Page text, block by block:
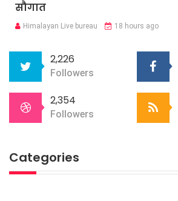
सौगात
Himalayan Live bureau 18 hours ago
2,226
Followers
2,354
Followers
Categories